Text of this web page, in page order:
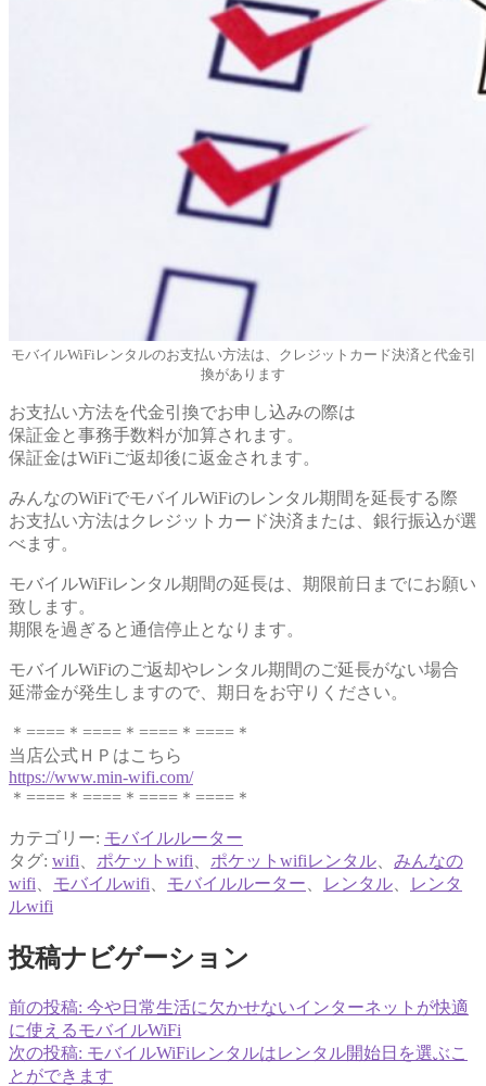
モバイルWiFiレンタルのお支払い方法は、クレジットカード決済と代金引
換があります
お支払い方法を代金引換でお申し込みの際は
保証金と事務手数料が加算されます。
保証金はWiFiご返却後に返金されます。
みんなのWiFiでモバイルWiFiのレンタル期間を延長する際
お支払い方法はクレジットカード決済または、銀行振込が選
べます。
モバイルWiFiレンタル期間の延長は、期限前日までにお願い
致します。
期限を過ぎると通信停止となります。
モバイルWiFiのご返却やレンタル期間のご延長がない場合
延滞金が発生しますので、期日をお守りください。
＊====＊====＊====＊====＊
当店公式ＨＰはこちら
https://www.min-wifi.com/
＊====＊====＊====＊====＊
カテゴリー: モバイルルーター
タグ: wifi ポケットwifi ポケットwifiレンタル
みんなの
wifi
モバイルwifi モバイルルーター レンタル
レンタ
ルwifi
投稿ナビゲーション
前の投稿: 今や日常生活に欠かせないインターネットが快適
に使えるモバイルWiFi
次の投稿: モバイルWiFiレンタルはレンタル開始日を選ぶこ
とができます